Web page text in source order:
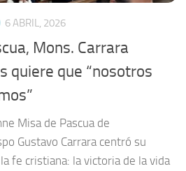
6 ABRIL, 2026
Mons. Carrara
quiere que “nosotros
Misa de Pascua de
Gustavo Carrara centró su
fe cristiana: la victoria de la vida